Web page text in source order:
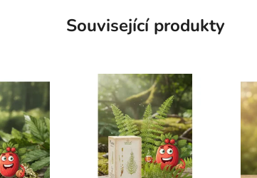
Související produkty